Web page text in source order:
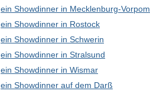
ein Showdinner in Mecklenburg-
ein Showdinner in Rostock
ein Showdinner in Schwerin
ein Showdinner in Stralsund
ein Showdinner in Wismar
ein Showdinner auf dem Darß